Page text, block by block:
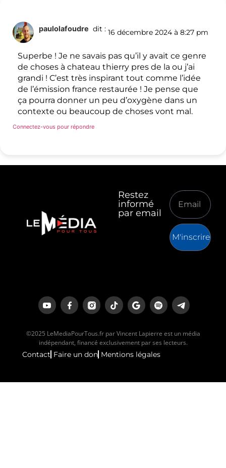
paulolafoudre dit : 16 décembre 2024 à 8:27 pm
Superbe ! Je ne savais pas qu’il y avait ce genre
de choses à chateau thierry pres de la ou j’ai
grandi ! C’est très inspirant tout comme l’idée
de l’émission france restaurée ! Je pense que
ça pourra donner un peu d’oxygène dans un
contexte ou beaucoup de choses vont mal.
Connectez-vous pour répondre
Restez
informé
par email
M'inscrire
©2025 LeMediaPourTous.fr par Vincent Lapierre est un média
indépendant, financé exclusivement par ses lecteurs.
Contact Faire un don Mentions légales